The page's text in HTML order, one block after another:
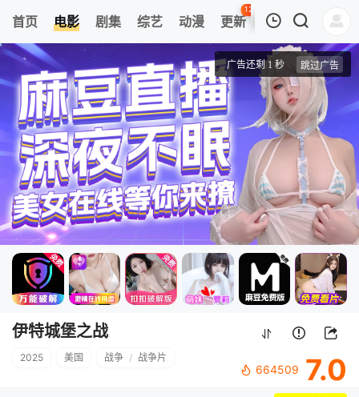
首页 电影 剧集 综艺 动漫 更新
123
热榜 APP
我的观影记录
正片
伊特城堡之战
清空
伊特城堡之战
2025 美国 战争 / 战争片
664509 7.0